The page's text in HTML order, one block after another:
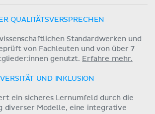
QUALITÄTSVERSPRECHEN
Standardwerken und
von Fachleuten und von über 7
genutzt. Erfahre mehr.
UND INKLUSION
ein sicheres Lernumfeld durch die
diverser Modelle, eine integrative